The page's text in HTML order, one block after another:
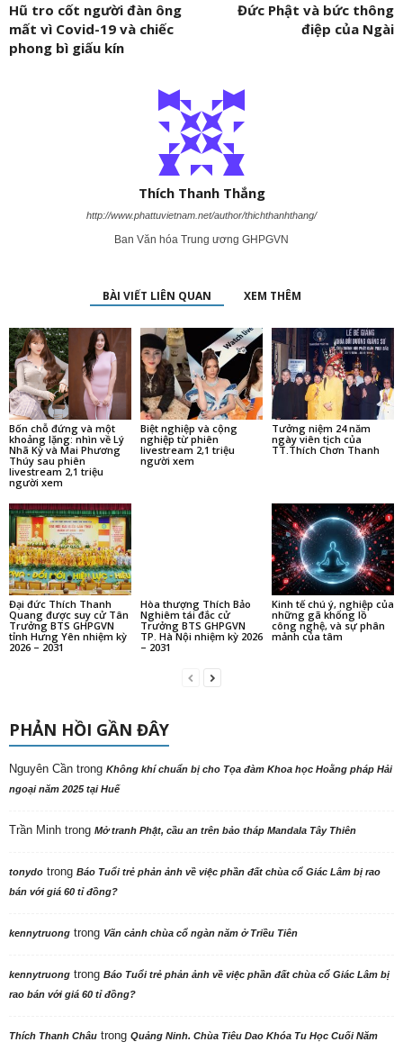
Hũ tro cốt người đàn ông
mất vì Covid-19 và chiếc
phong bì giấu kín
Đức Phật và bức thông
điệp của Ngài
Thích Thanh Thắng
http://www.phattuvietnam.net/author/thichthanhthang/
Ban Văn hóa Trung ương GHPGVN
BÀI VIẾT LIÊN QUAN XEM THÊM
Bốn chỗ đứng và một
khoảng lặng: nhìn về Lý
Nhã Kỳ và Mai Phương
Thúy sau phiên
livestream 2,1 triệu
người xem
Biệt nghiệp và cộng
nghiệp từ phiên
livestream 2,1 triệu
người xem
Tưởng niệm 24 năm
ngày viên tịch của
TT.Thích Chơn Thanh
Đại đức Thích Thanh
Quang được suy cử Tân
Trưởng BTS GHPGVN
tỉnh Hưng Yên nhiệm kỳ
2026 – 2031
Hòa thượng Thích Bảo
Nghiêm tái đắc cử
Trưởng BTS GHPGVN
TP. Hà Nội nhiệm kỳ 2026
– 2031
Kinh tế chú ý, nghiệp của
những gã khổng lồ
công nghệ, và sự phân
mảnh của tâm
PHẢN HỒI GẦN ĐÂY
Nguyên Cần trong Không khí chuẩn bị cho Tọa đàm Khoa học Hoằng pháp Hải
ngoại năm 2025 tại Huế
Trần Minh trong Mở tranh Phật, cầu an trên bảo tháp Mandala Tây Thiên
tonydo trong Báo Tuổi trẻ phản ảnh về việc phần đất chùa cổ Giác Lâm bị rao
bán với giá 60 tỉ đồng?
kennytruong trong Vãn cảnh chùa cổ ngàn năm ở Triều Tiên
kennytruong trong Báo Tuổi trẻ phản ảnh về việc phần đất chùa cổ Giác Lâm bị
rao bán với giá 60 tỉ đồng?
Thích Thanh Châu trong Quảng Ninh. Chùa Tiêu Dao Khóa Tu Học Cuối Năm